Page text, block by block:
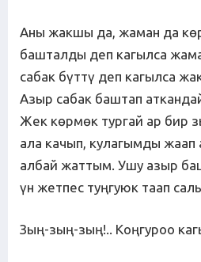
Аны жакшы да, жаман да
башталды деп кагылса
сабак бүттү деп кагылса
Азыр сабак баштап
Жек көрмөк тургай ар бир
ала качып, кулагымды
албай жаттым. Ушу азыр
үн жетпес туңгуюк таап
Зың-зың-зың!.. Коңгуроо